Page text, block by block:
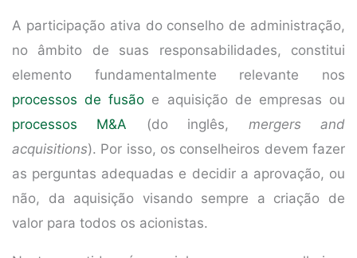
A participação ativa do conselho de administração,
no âmbito de suas responsabilidades, constitui
elemento fundamentalmente relevante nos
processos de fusão e aquisição de empresas ou
processos M&A (do inglês, mergers and
acquisitions). Por isso, os conselheiros devem fazer
as perguntas adequadas e decidir a aprovação, ou
não, da aquisição visando sempre a criação de
valor para todos os acionistas.